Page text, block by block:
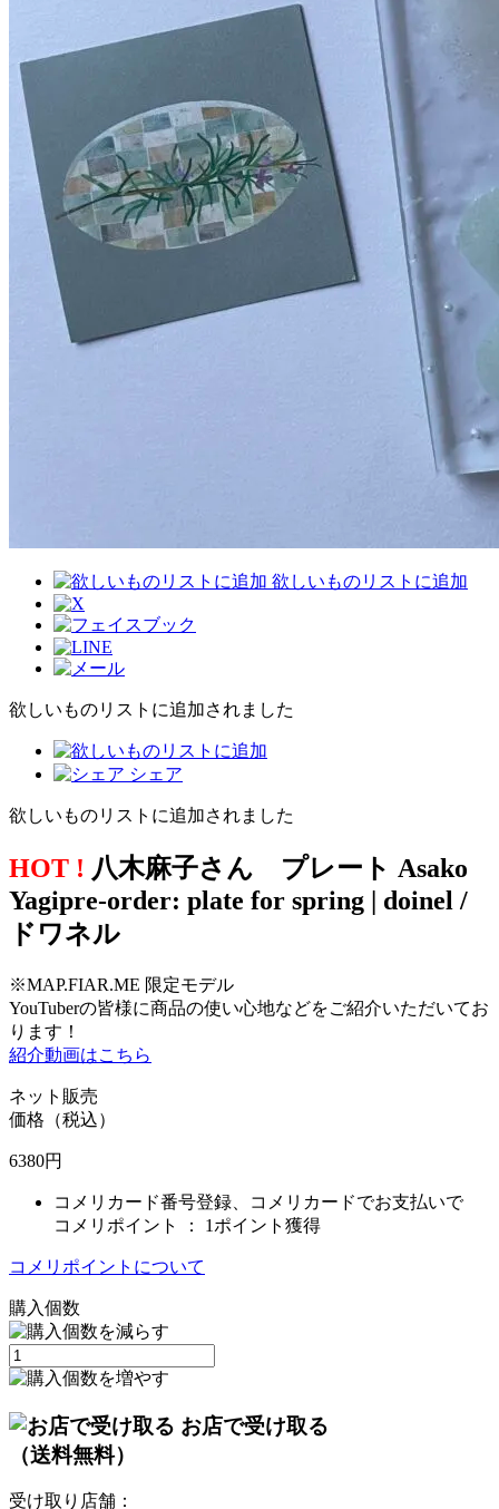
欲しいものリストに追加
欲しいものリストに追加されました
シェア
欲しいものリストに追加されました
HOT ! 八木麻子さん プレート Asako
Yagipre-order: plate for spring | doinel /
ドワネル
※MAP.FIAR.ME 限定モデル
YouTuberの皆様に商品の使い心地などをご紹介いただいてお
ります！
紹介動画はこちら
ネット販売
価格（税込）
6380円
コメリカード番号登録、コメリカードでお支払いで
コメリポイント ： 1ポイント獲得
コメリポイントについて
購入個数
お店で受け取る
（送料無料）
受け取り店舗：